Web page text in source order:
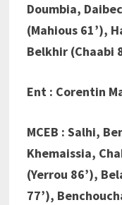
Doumbia,
(Mahious 61’),
Belkhir (Chaabi
Ent : Corentin
MCEB : Salhi,
Khemaissia,
(Yerrou 86’),
77’),